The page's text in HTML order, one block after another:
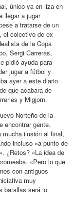
único ya en liza en
llegar a jugar
a tratarse de un
el colectivo de ex
de la Copa
Sergi Carreras,
pidió ayuda para
jugar a fútbol y
ayer a este diario
que acabara de
y Migjorn.
Norteño de la
encontrar gente.
ilusión al final,
incluso «a punto de
¿Retos? «La idea de
«Pero lo que
con antiguos
muy
batallas será lo